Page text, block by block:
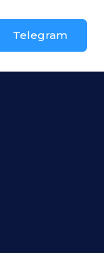
Telegram